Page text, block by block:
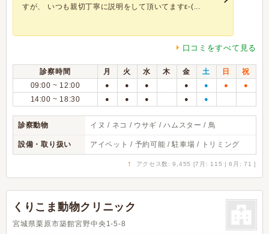
すが、 いつも親切丁寧に説明をして頂いてますε-(...
口コミをすべて見る
診察時間 月 火 水 木 金 土 日
祝
09:00 ~ 12:00
● ● ● ● ● ● ●
14:00 ~ 18:30 ● ● ● ● ●
診察動物 イヌ / ネコ / ウサギ / ハムスター / 鳥
設備・取り扱い アイペット / 予約可能 / 駐車場 / トリミング
↑ アクセス数: 9,455 [7月: 115 | 6月: 71 ]
くりこま動物クリニック
宮城県栗原市築館宮野中央1-5-8